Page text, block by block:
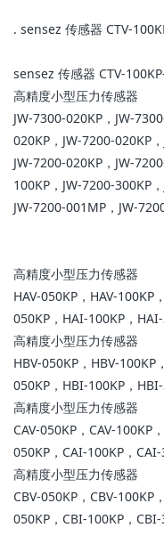
. sensez 传感器 CTV-
sensez 传感器 CTV-
高精度小型压力传感器
JW-7300-020KP，JW-
020KP，JW-7200-020KP
JW-7200-020KP，JW-
100KP，JW-7200-300KP
JW-7200-001MP，JW-
高精度小型压力传感器
HAV-050KP，HAV-100KP
050KP，HAI-100KP，
高精度小型压力传感器
HBV-050KP，HBV-100KP
050KP，HBI-100KP，
高精度小型压力传感器
CAV-050KP，CAV-100KP
050KP，CAI-100KP，
高精度小型压力传感器
CBV-050KP，CBV-100KP
050KP，CBI-100KP，